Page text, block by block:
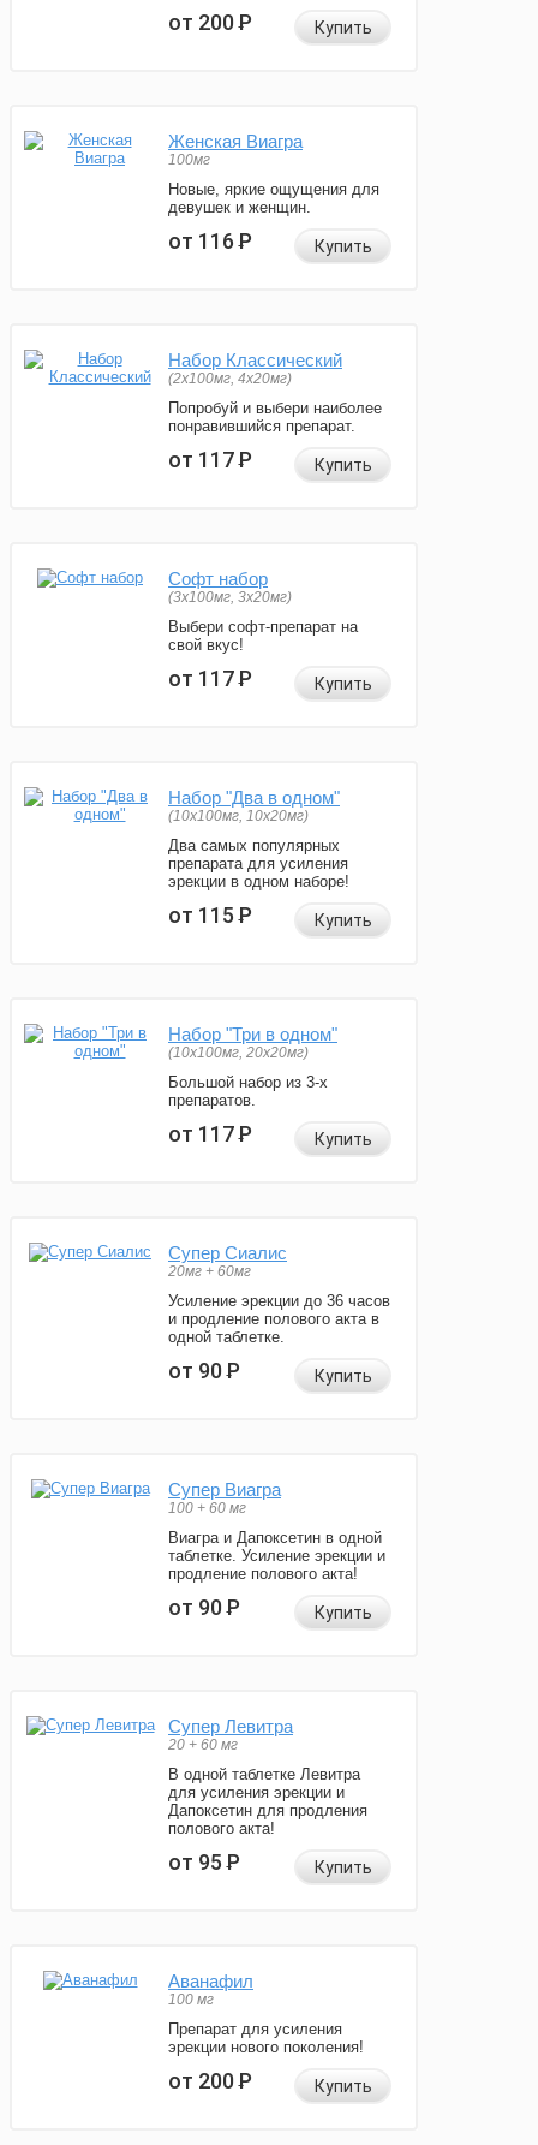
от 200Р Купить
Женская Виагра
100мг
Новые, яркие ощущения для
девушек и женщин.
от 116Р Купить
Набор Классический
(2x100мг, 4x20мг)
Попробуй и выбери наиболее
понравившийся препарат.
от 117Р Купить
Софт набор
(3x100мг, 3x20мг)
Выбери софт-препарат на
свой вкус!
от 117Р Купить
Набор "Два в одном"
(10x100мг, 10x20мг)
Два самых популярных
препарата для усиления
эрекции в одном наборе!
от 115Р Купить
Набор "Три в одном"
(10x100мг, 20x20мг)
Большой набор из 3-х
препаратов.
от 117Р Купить
Супер Сиалис
20мг + 60мг
Усиление эрекции до 36 часов
и продление полового акта в
одной таблетке.
от 90Р Купить
Супер Виагра
100 + 60 мг
Виагра и Дапоксетин в одной
таблетке. Усиление эрекции и
продление полового акта!
от 90Р Купить
Супер Левитра
20 + 60 мг
В одной таблетке Левитра
для усиления эрекции и
Дапоксетин для продления
полового акта!
от 95Р Купить
Аванафил
100 мг
Препарат для усиления
эрекции нового поколения!
от 200Р Купить